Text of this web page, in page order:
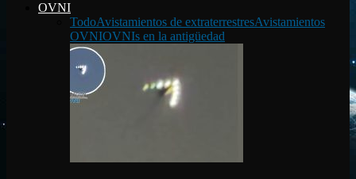
OVNI
TodoAvistamientos de extraterrestresAvistamientos
OVNIOVNIs en la antigüedad